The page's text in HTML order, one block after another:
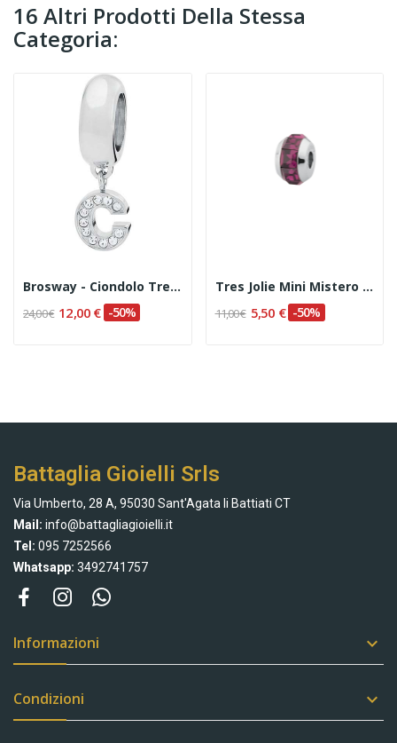
16 Altri Prodotti Della Stessa
Categoria:
Brosway - Ciondolo Tres Jolie Lettera C Codice:...
24,00 € 12,00 € -50%
Tres Jolie Mini Mistero Cod. BTJM07
11,00 € 5,50 € -50%
Battaglia Gioielli Srls
Via Umberto, 28 A, 95030 Sant'Agata li Battiati CT
Mail: info@battagliagioielli.it
Tel: 095 7252566
Whatsapp: 3492741757
Informazioni 
Condizioni 